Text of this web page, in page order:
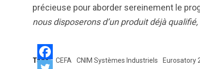
précieuse pour aborder sereinement le
nous disposerons d’un produit déjà
Tags: CEFA CNIM Systèmes Industriels Eurosatory